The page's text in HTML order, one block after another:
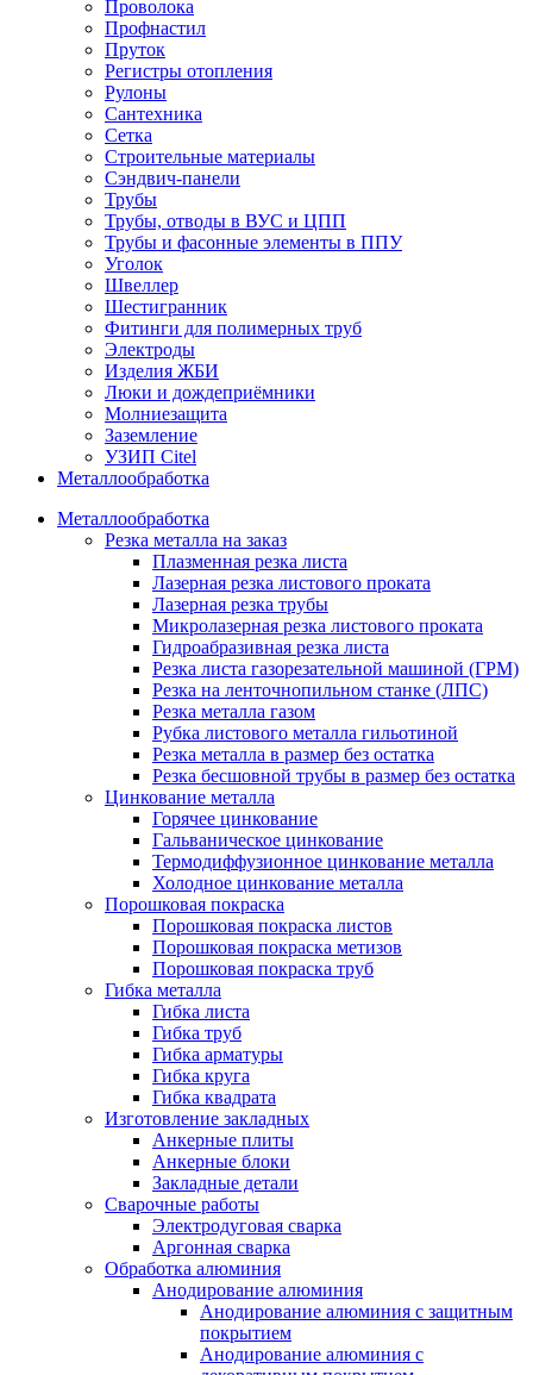
Проволока
Профнастил
Пруток
Регистры отопления
Рулоны
Сантехника
Сетка
Строительные материалы
Сэндвич-панели
Трубы
Трубы, отводы в ВУС и ЦПП
Трубы и фасонные элементы в ППУ
Уголок
Швеллер
Шестигранник
Фитинги для полимерных труб
Электроды
Изделия ЖБИ
Люки и дождеприёмники
Молниезащита
Заземление
УЗИП Citel
Металлообработка
Металлообработка
Резка металла на заказ
Плазменная резка листа
Лазерная резка листового проката
Лазерная резка трубы
Микролазерная резка листового проката
Гидроабразивная резка листа
Резка листа газорезательной машиной (ГРМ)
Резка на ленточнопильном станке (ЛПС)
Резка металла газом
Рубка листового металла гильотиной
Резка металла в размер без остатка
Резка бесшовной трубы в размер без остатка
Цинкование металла
Горячее цинкование
Гальваническое цинкование
Термодиффузионное цинкование металла
Холодное цинкование металла
Порошковая покраска
Порошковая покраска листов
Порошковая покраска метизов
Порошковая покраска труб
Гибка металла
Гибка листа
Гибка труб
Гибка арматуры
Гибка круга
Гибка квадрата
Изготовление закладных
Анкерные плиты
Анкерные блоки
Закладные детали
Сварочные работы
Электродуговая сварка
Аргонная сварка
Обработка алюминия
Анодирование алюминия
Анодирование алюминия с защитным
покрытием
Анодирование алюминия с